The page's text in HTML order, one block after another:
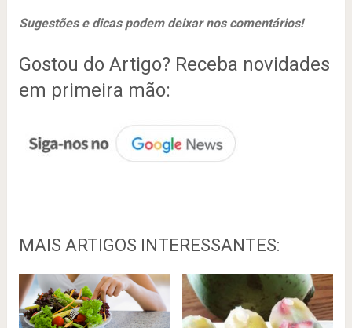
Sugestões e dicas podem deixar nos comentários!
Gostou do Artigo? Receba novidades
em primeira mão:
MAIS ARTIGOS INTERESSANTES: